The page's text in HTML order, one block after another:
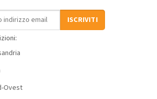
ISCRIVITI
Ovest